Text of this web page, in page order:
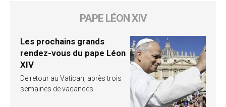
PAPE LÉON XIV
Les prochains grands
rendez-vous du pape Léon
XIV
De retour au Vatican, après trois
semaines de vacances